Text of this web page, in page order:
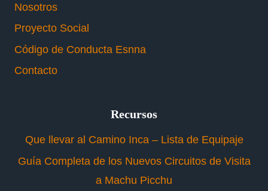
Nosotros
Proyecto Social
Código de Conducta Esnna
Contacto
Recursos
Que llevar al Camino Inca – Lista de Equipaje
Guía Completa de los Nuevos Circuitos de Visita
a Machu Picchu